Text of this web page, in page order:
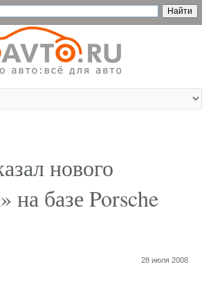
нового
на базе Porsche
28 июля 2008